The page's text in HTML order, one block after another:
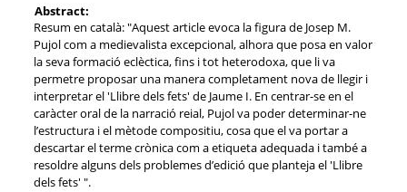
Abstract:
Resum en català: "Aquest article evoca la figura de Josep M.
Pujol com a medievalista excepcional, alhora que posa en valor
la seva formació eclèctica, fins i tot heterodoxa, que li va
permetre proposar una manera completament nova de llegir i
interpretar el 'Llibre dels fets' de Jaume I. En centrar-se en el
caràcter oral de la narració reial, Pujol va poder determinar-ne
l’estructura i el mètode compositiu, cosa que el va portar a
descartar el terme crònica com a etiqueta adequada i també a
resoldre alguns dels problemes d’edició que planteja el 'Llibre
dels fets' ".